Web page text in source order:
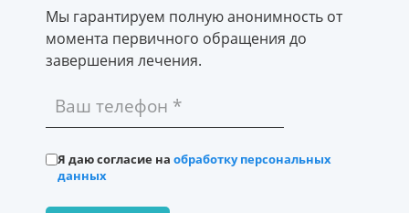
Мы гарантируем полную анонимность от
момента первичного обращения до
завершения лечения.
Я даю согласие на обработку персональных
данных